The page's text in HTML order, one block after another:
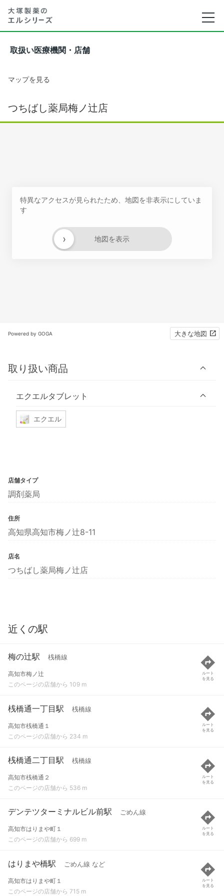
取扱い医療機関・店舗
マップを見る
つちばし薬局梅ノ辻店
特異なアクセスが見られたため、地図を非表示にしていま
す
地図を表示
›
Powered by GOGA 大きな地図
取り扱い商品
エクエルタブレット
エクエル
店舗タイプ
調剤薬局
住所
高知県高知市梅ノ辻8-11
店名
つちばし薬局梅ノ辻店
近くの駅
梅の辻駅 桟橋線
高知市梅ノ辻
このページの店舗から 109 m
ルート
を見る
桟橋通一丁目駅 桟橋線
高知市桟橋通１
このページの店舗から 234 m
ルート
を見る
桟橋通二丁目駅 桟橋線
高知市桟橋通２
このページの店舗から 536 m
ルート
を見る
デンテツターミナルビル前駅 ごめん線
高知市はりまや町１
このページの店舗から 699 m
ルート
を見る
はりまや橋駅 ごめん線 など
高知市はりまや町１
このページの店舗から 715 m
ルート
を見る